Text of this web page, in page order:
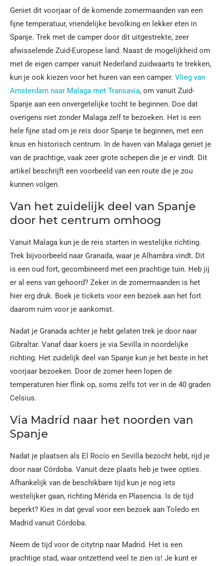
Geniet dit voorjaar of de komende zomermaanden van een
fijne temperatuur, vriendelijke bevolking en lekker eten in
Spanje. Trek met de camper door dit uitgestrekte, zeer
afwisselende Zuid-Europese land. Naast de mogelijkheid om
met de eigen camper vanuit Nederland zuidwaarts te trekken,
kun je ook kiezen voor het huren van een camper. Vlieg van
Amsterdam naar Malaga met Transavia, om vanuit Zuid-
Spanje aan een onvergetelijke tocht te beginnen. Doe dat
overigens niet zonder Malaga zelf te bezoeken. Het is een
hele fijne stad om je reis door Spanje te beginnen, met een
knus en historisch centrum. In de haven van Malaga geniet je
van de prachtige, vaak zeer grote schepen die je er vindt. Dit
artikel beschrijft een voorbeeld van een route die je zou
kunnen volgen.
Van het zuidelijk deel van Spanje
door het centrum omhoog
Vanuit Malaga kun je de reis starten in westelijke richting.
Trek bijvoorbeeld naar Granada, waar je Alhambra vindt. Dit
is een oud fort, gecombineerd met een prachtige tuin. Heb jij
er al eens van gehoord? Zeker in de zomermaanden is het
hier erg druk. Boek je tickets voor een bezoek aan het fort
daarom ruim voor je aankomst.
Nadat je Granada achter je hebt gelaten trek je door naar
Gibraltar. Vanaf daar koers je via Sevilla in noordelijke
richting. Het zuidelijk deel van Spanje kun je het beste in het
voorjaar bezoeken. Door de zomer heen lopen de
temperaturen hier flink op, soms zelfs tot ver in de 40 graden
Celsius.
Via Madrid naar het noorden van
Spanje
Nadat je plaatsen als El Rocío en Sevilla bezocht hebt, rijd je
door naar Córdoba. Vanuit deze plaats heb je twee opties.
Afhankelijk van de beschikbare tijd kun je nog iets
westelijker gaan, richting Mérida en Plasencia. Is de tijd
beperkt? Kies in dat geval voor een bezoek aan Toledo en
Madrid vanuit Córdoba.
Neem de tijd voor de citytrip naar Madrid. Het is een
prachtige stad, waar ontzettend veel te zien is! Je kunt er